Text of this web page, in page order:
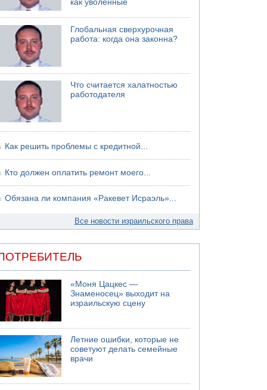
как уволенные
Глобальная сверхурочная
работа: когда она законна?
Что считается халатностью
работодателя
Как решить проблемы с кредитной...
Кто должен оплатить ремонт моего...
Обязана ли компания «Ракевет Исраэль»...
Все новости израильского права
«Моня Цацкес —
Знаменосец» выходит на
израильскую сцену
Летние ошибки, которые не
советуют делать семейные
врачи